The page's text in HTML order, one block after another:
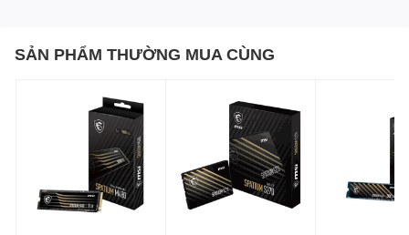
Màu LED
không
SẢN PHẨM THƯỜNG MUA CÙNG